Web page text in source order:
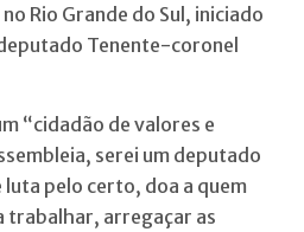
Rio Grande do Sul, iniciado
Tenente-coronel
“cidadão de valores e
serei um deputado
pelo certo, doa a quem
arregaçar as